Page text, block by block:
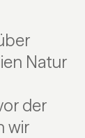
Natur
der
wir
in